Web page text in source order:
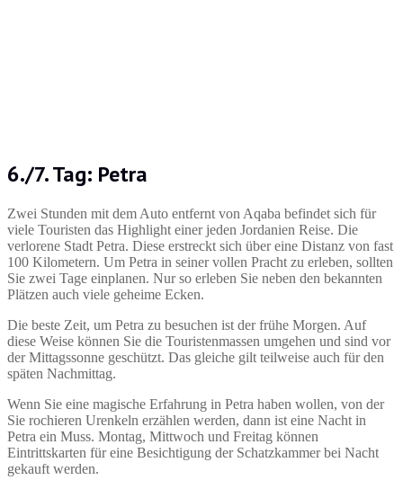
6./7. Tag: Petra
Zwei Stunden mit dem Auto entfernt von Aqaba befindet sich für
viele Touristen das Highlight einer jeden Jordanien Reise. Die
verlorene Stadt Petra. Diese erstreckt sich über eine Distanz von fast
100 Kilometern. Um Petra in seiner vollen Pracht zu erleben, sollten
Sie zwei Tage einplanen. Nur so erleben Sie neben den bekannten
Plätzen auch viele geheime Ecken.
Die beste Zeit, um Petra zu besuchen ist der frühe Morgen. Auf
diese Weise können Sie die Touristenmassen umgehen und sind vor
der Mittagssonne geschützt. Das gleiche gilt teilweise auch für den
späten Nachmittag.
Wenn Sie eine magische Erfahrung in Petra haben wollen, von der
Sie rochieren Urenkeln erzählen werden, dann ist eine Nacht in
Petra ein Muss. Montag, Mittwoch und Freitag können
Eintrittskarten für eine Besichtigung der Schatzkammer bei Nacht
gekauft werden.